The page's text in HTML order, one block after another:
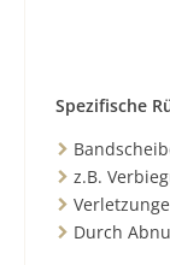
Spezifische
z.B.
Durch